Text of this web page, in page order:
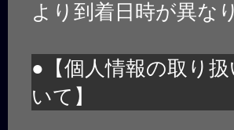
より到着日時が異な
●【個人情報の取り
いて】